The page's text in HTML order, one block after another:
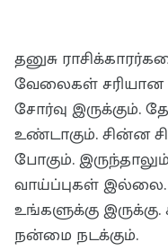
தனுசு
வேலைகள் சரியான
சோர்வு
உண்டாகும். சின்ன
போகும்.
வாய்ப்புகள்
உங்களுக்கு
நன்மை நடக்கும்.